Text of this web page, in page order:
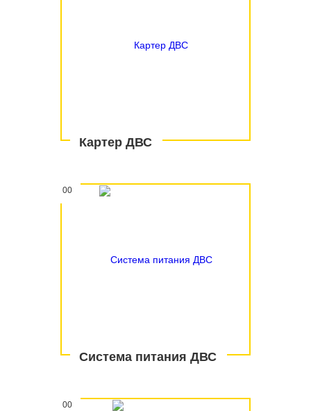
Картер ДВС
00
Система питания ДВС
00